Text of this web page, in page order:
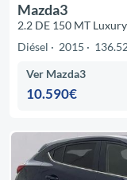
Mazda3
2.2 DE 150 MT Luxury
Diésel
2015
Ver Mazda3
10.590€